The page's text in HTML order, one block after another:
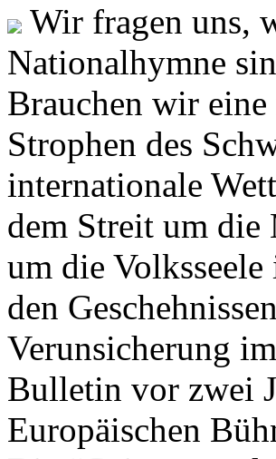
Wir fragen uns,
Nationalhymne
Brauchen wir
Strophen des
internationale
dem Streit um die
um die
den
Verunsicherung
Bulletin vor zwei
Europäischen